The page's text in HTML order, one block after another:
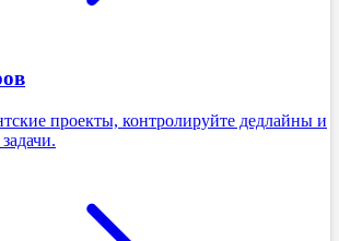
проекты, контролируйте дедлайны и